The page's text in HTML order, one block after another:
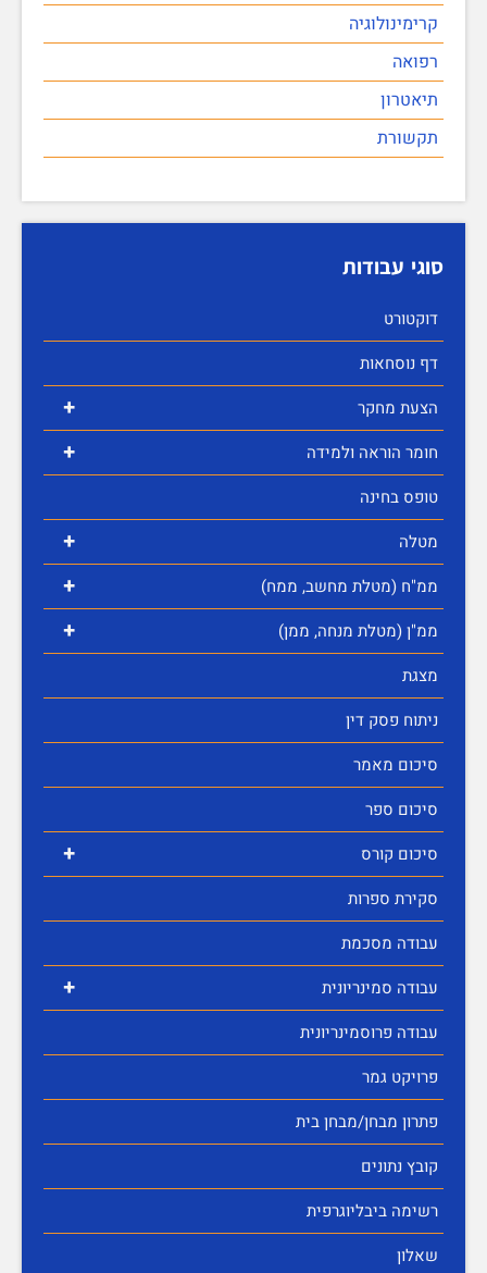
קרימינולוגיה
רפואה
תיאטרון
תקשורת
סוגי עבודות
דוקטורט
דף נוסחאות
+ הצעת מחקר
+
חומר הוראה ולמידה
טופס בחינה
+ מטלה
+ ממ"ח (מטלת מחשב, ממח)
+
ממ"ן (מטלת מנחה, ממן)
מצגת
ניתוח פסק דין
סיכום מאמר
סיכום ספר
+
סיכום קורס
סקירת ספרות
עבודה מסכמת
+
עבודה סמינריונית
עבודה פרוסמינריונית
פרויקט גמר
פתרון מבחן/מבחן בית
קובץ נתונים
רשימה ביבליוגרפית
שאלון